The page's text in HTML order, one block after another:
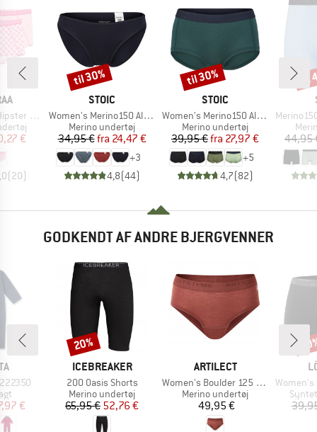
2-Pack
pris
€
(20)
MÆRKE
STOIC
Artikel
Women's Merino150 AlsenSt. Brief
Produktgruppe
Merino undertøj
Pris
34,95 € Nedsat pris
fra 24,47 €
+3
4,8(44)
Rabat
til 30%
MÆRKE
STOIC
Artikel
Women's Merino150 AlsenSt. Hipster
Produktgruppe
Merino undertøj
Pris
39,95 € Nedsat pris
fra 27,97 €
+5
4,7(82)
Rabat
til 30%
Artikel
Merino150
44,95
GODKENDT AF ANDRE BJERGVENNER
pris
€
MÆRKE
ICEBREAKER
Artikel
200 Oasis Shorts
Produktgruppe
Merino undertøj
Pris
65,95 € Nedsat pris
52,76 €
Rabat
20%
MÆRKE
ARTILECT
Artikel
Women's Boulder 125 Hot Pant
Produktgruppe
Merino undertøj
Pris
49,95 €
Artikel
Women's